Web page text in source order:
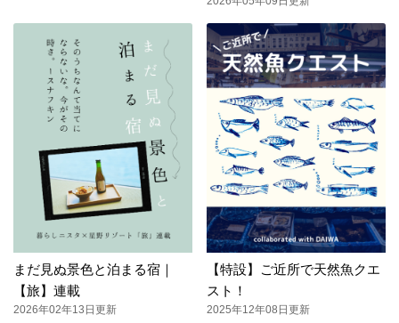
まだ見ぬ景色と泊まる宿｜
【旅】連載
2026年02年13日更新
【特設】ご近所で天然魚クエ
スト！
2025年12年08日更新